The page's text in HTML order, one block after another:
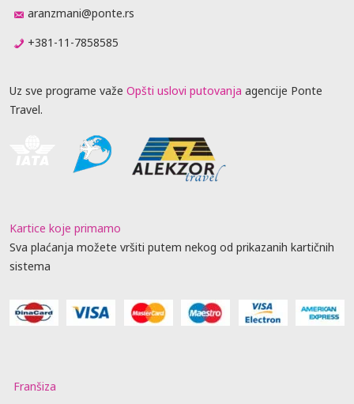
aranzmani@ponte.rs
+381-11-7858585
Uz sve programe važe Opšti uslovi putovanja agencije Ponte
Travel.
Kartice koje primamo
Sva plaćanja možete vršiti putem nekog od prikazanih kartičnih
sistema
Franšiza